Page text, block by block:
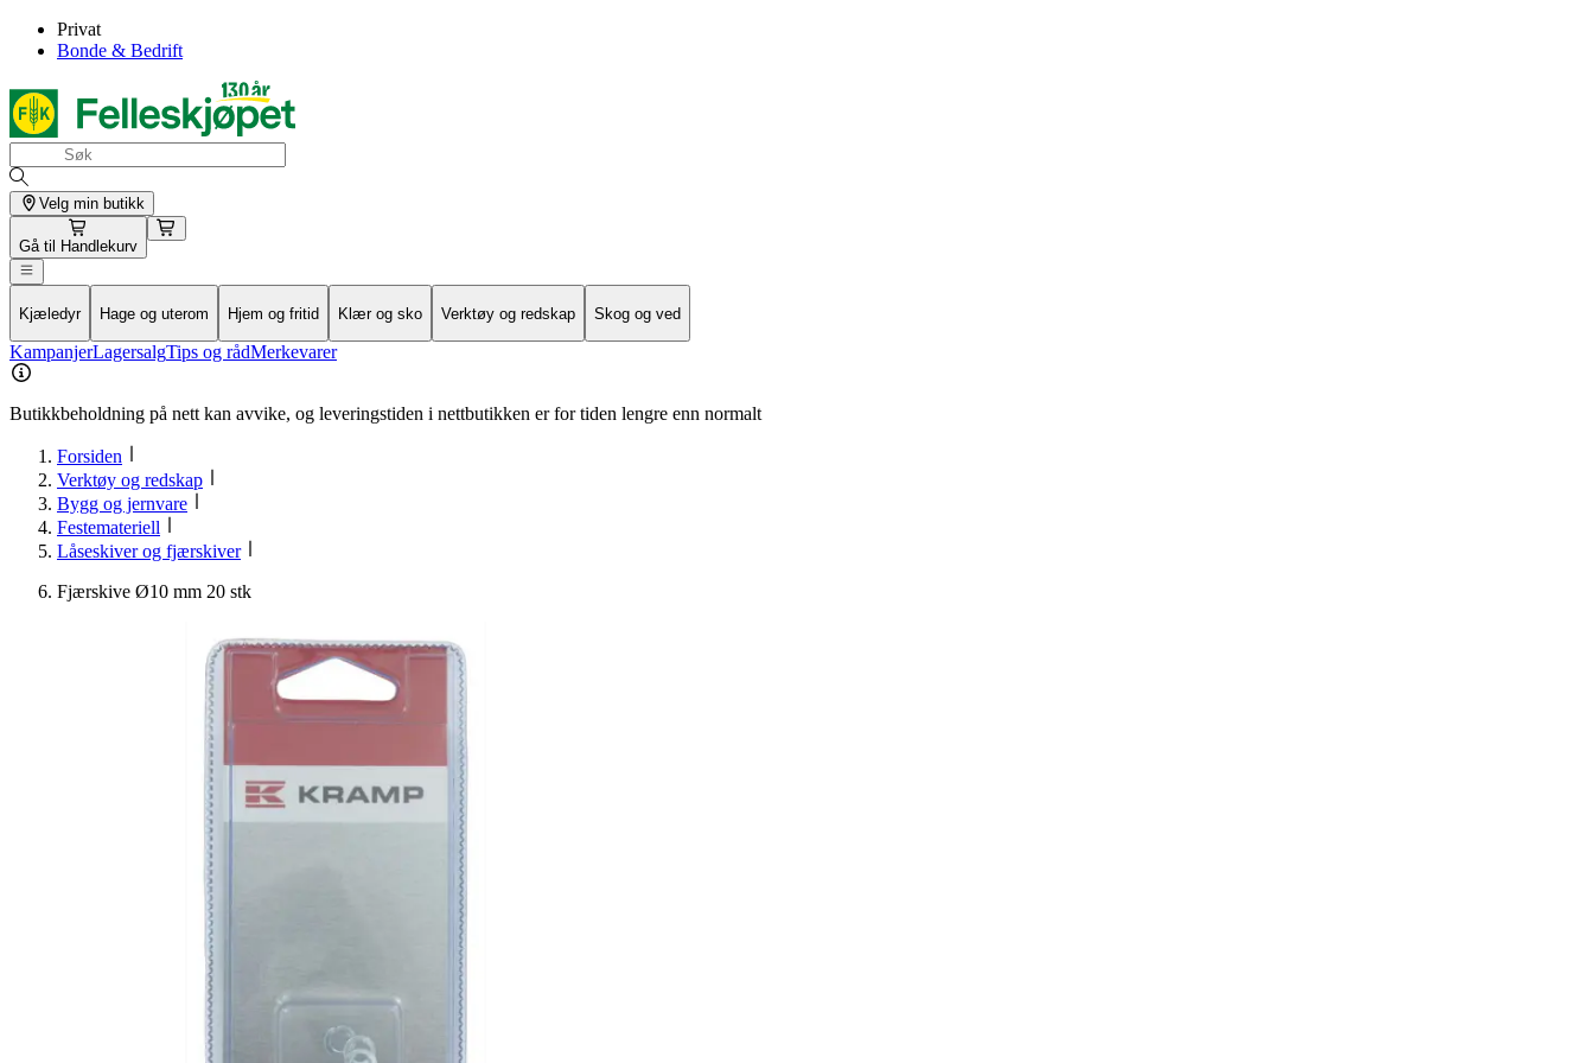
Privat
Bonde & Bedrift
Velg min butikk
Gå til Handlekurv
Kjæledyr Hage og uterom Hjem og fritid Klær og sko Verktøy og redskap Skog og ved
KampanjerLagersalgTips og rådMerkevarer
Butikkbeholdning på nett kan avvike, og leveringstiden i nettbutikken er for tiden lengre enn normalt
Forsiden
Verktøy og redskap
Bygg og jernvare
Festemateriell
Låseskiver og fjærskiver
Fjærskive Ø10 mm 20 stk